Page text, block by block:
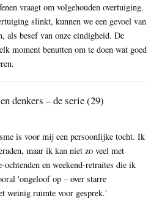
vraagt om volgehouden overtuiging.
slinkt, kunnen we een gevoel van
als besef van onze eindigheid. De
moment benutten om te doen wat goed
denkers – de serie (29)
is voor mij een persoonlijke tocht. Ik
maar ik kan niet zo veel met
en weekend-retraites die ik
'ongeloof op – over starre
weinig ruimte voor gesprek.'